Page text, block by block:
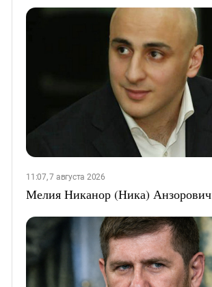
11:07, 7 августа 2026
Мелия Никанор (Ника) Анзорович